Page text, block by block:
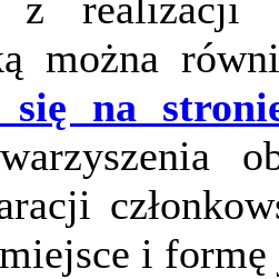
można
się na
i